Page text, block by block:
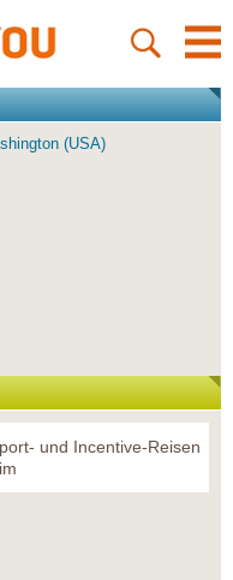
(USA)
und Incentive-Reisen